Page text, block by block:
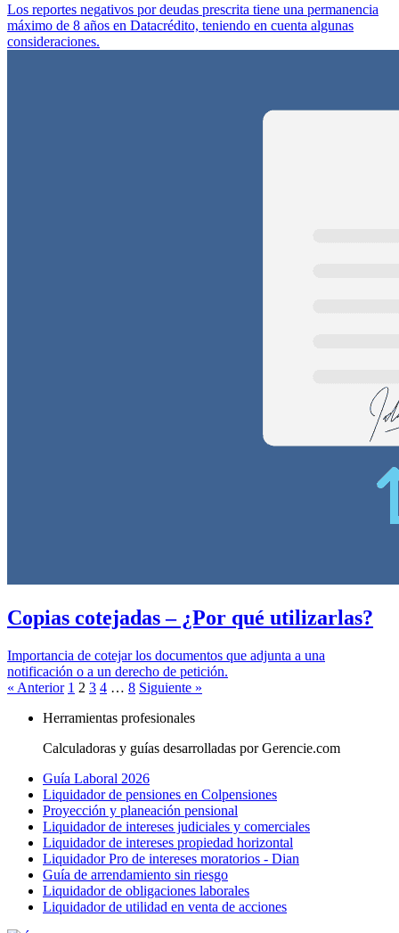
Los reportes negativos por deudas prescrita tiene una permanencia
máximo de 8 años en Datacrédito, teniendo en cuenta algunas
consideraciones.
Copias cotejadas – ¿Por qué utilizarlas?
Importancia de cotejar los documentos que adjunta a una
notificación o a un derecho de petición.
« Anterior 1 2 3 4 … 8 Siguiente »
Herramientas profesionales
Calculadoras y guías desarrolladas por Gerencie.com
Guía Laboral 2026
Liquidador de pensiones en Colpensiones
Proyección y planeación pensional
Liquidador de intereses judiciales y comerciales
Liquidador de intereses propiedad horizontal
Liquidador Pro de intereses moratorios - Dian
Guía de arrendamiento sin riesgo
Liquidador de obligaciones laborales
Liquidador de utilidad en venta de acciones